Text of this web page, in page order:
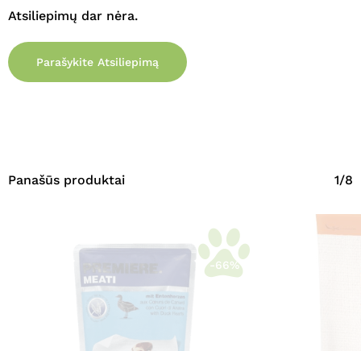
Atsiliepimų dar nėra.
Parašykite Atsiliepimą
Panašūs produktai 1/8
-66%